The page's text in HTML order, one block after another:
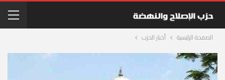
الصفحة الرئيسية أخبار الحزب